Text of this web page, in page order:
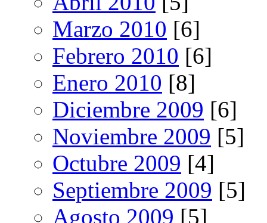
Marzo 2010 [6]
Febrero 2010 [6]
Enero 2010 [8]
Diciembre 2009 [6]
Noviembre 2009 [5]
Octubre 2009 [4]
Septiembre 2009 [5]
Agosto 2009 [5]